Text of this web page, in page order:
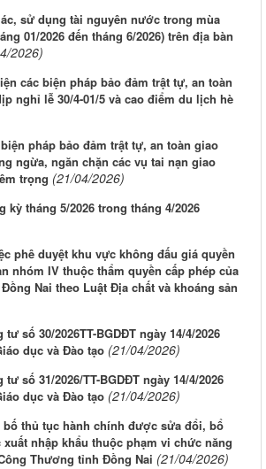
sử dụng tài nguyên nước trong mùa
01/2026 đến tháng 6/2026) trên địa bàn
2026)
các biện pháp bảo đảm trật tự, an toàn
nghỉ lễ 30/4-01/5 và cao điểm du lịch hè
pháp bảo đảm trật tự, an toàn giao
ngừa, ngăn chặn các vụ tai nạn giao
trọng (21/04/2026)
kỳ tháng 5/2026 trong tháng 4/2026
phê duyệt khu vực không đấu giá quyền
nhóm IV thuộc thẩm quyền cấp phép của
Nai theo Luật Địa chất và khoáng sản
số 30/2026TT-BGDĐT ngày 14/4/2026
dục và Đào tạo (21/04/2026)
số 31/2026/TT-BGDĐT ngày 14/4/2026
dục và Đào tạo (21/04/2026)
bố thủ tục hành chính được sửa đổi, bổ
nhập khẩu thuộc phạm vi chức năng
Thương tỉnh Đồng Nai (21/04/2026)